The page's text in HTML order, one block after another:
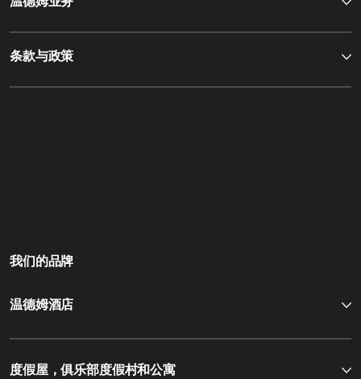
条款与政策
我们的品牌
温德姆酒店
度假屋，俱乐部度假村和公寓